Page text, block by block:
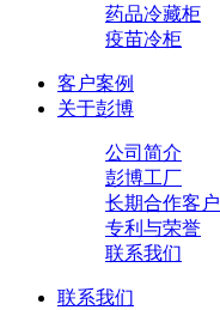
药品冷藏柜
疫苗冷柜
客户案例
关于彭博
公司简介
彭博工厂
长期合作客户
专利与荣誉
联系我们
联系我们